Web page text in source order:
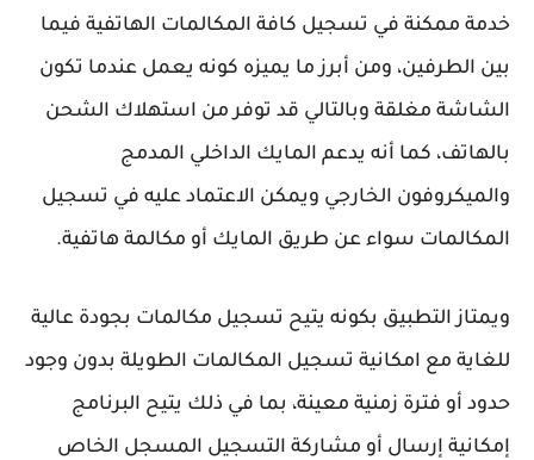
خدمة ممكنة في تسجيل كافة المكالمات الهاتفية فيما
بين الطرفين، ومن أبرز ما يميزه كونه يعمل عندما تكون
الشاشة مغلقة وبالتالي قد توفر من استهلاك الشحن
بالهاتف، كما أنه يدعم المايك الداخلي المدمج
والميكروفون الخارجي ويمكن الاعتماد عليه في تسجيل
المكالمات سواء عن طريق المايك أو مكالمة هاتفية.
ويمتاز التطبيق بكونه يتيح تسجيل مكالمات بجودة عالية
للغاية مع امكانية تسجيل المكالمات الطويلة بدون وجود
حدود أو فترة زمنية معينة، بما في ذلك يتيح البرنامج
إمكانية إرسال أو مشاركة التسجيل المسجل الخاص